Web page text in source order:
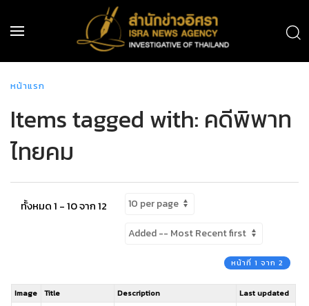
หน้าแรก
Items tagged with: คดีพิพาท
ไทยคม
ทั้งหมด 1 - 10 จาก 12
หน้าที่ 1 จาก 2
Image Title Description Last updated